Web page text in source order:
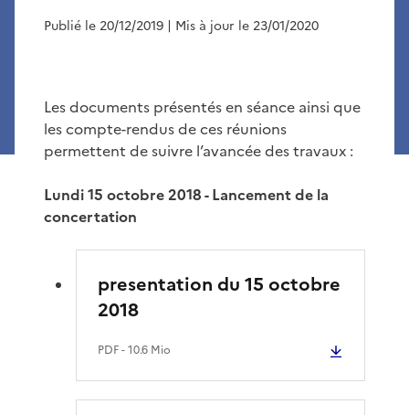
Publié le 20/12/2019 | Mis à jour le 23/01/2020
Les documents présentés en séance ainsi que
les compte-rendus de ces réunions
permettent de suivre l’avancée des travaux :
Lundi 15 octobre 2018 - Lancement de la
concertation
presentation du 15 octobre
2018
PDF- 10.6 Mio